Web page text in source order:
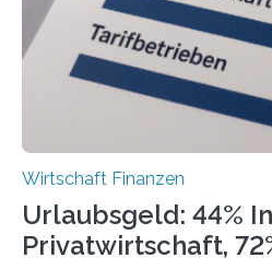
der freiberuflichen Gründungen
Wirtschaft Finanzen
Urlaubsgeld: 44%
Privatwirtschaft,